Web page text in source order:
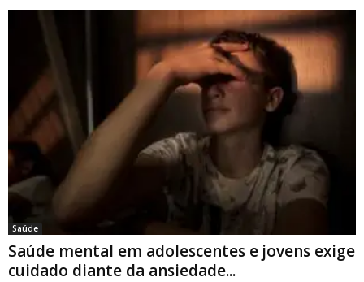
Saúde
Saúde mental em adolescentes e jovens exige
cuidado diante da ansiedade...